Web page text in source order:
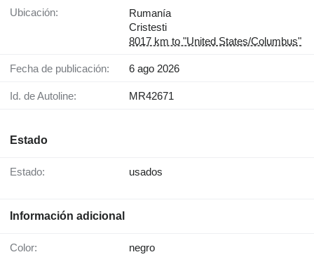
Ubicación:
Rumanía
Cristesti
8017 km to "United States/Columbus"
Fecha de publicación: 6 ago 2026
Id. de Autoline: MR42671
Estado
Estado: usados
Información adicional
Color: negro